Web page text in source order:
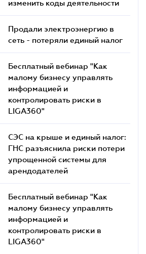
изменить коды деятельности
Продали электроэнергию в
сеть - потеряли единый налог
Бесплатный вебинар "Как
малому бизнесу управлять
информацией и
контролировать риски в
LIGA360"
СЭС на крыше и единый налог:
ГНС разъяснила риски потери
упрощенной системы для
арендодателей
Бесплатный вебинар "Как
малому бизнесу управлять
информацией и
контролировать риски в
LIGA360"